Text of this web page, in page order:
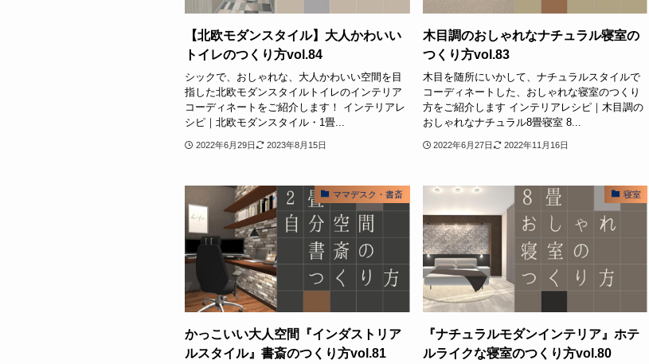
【北欧モダンスタイル】大人かわいい
トイレのつくり方vol.84
シックで、おしゃれな、大人かわいい空間を目
指した北欧モダンスタイルトイレのインテリア
コーディネートをご紹介します！ インテリアレ
シピ｜北欧モダンスタイル・1畳...
2022年6月29日 2023年8月15日
木目調のおしゃれなナチュラル寝室の
つくり方vol.83
木目を随所にいかして、ナチュラルスタイルで
コーディネートした、おしゃれな寝室のつくり
方をご紹介します インテリアレシピ｜木目調の
おしゃれなナチュラル8畳寝室 8...
2022年6月27日 2022年11月16日
ママデスク・書斎
かっこいい大人空間『インダストリア
ルスタイル』書斎のつくり方vol.81
寝室
『ナチュラルモダンインテリア』ホテ
ルライクな寝室のつくり方vol.80